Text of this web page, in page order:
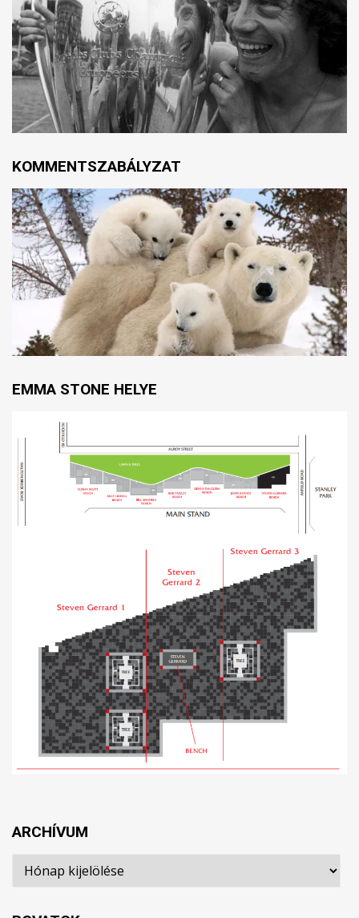
KOMMENTSZABÁLYZAT
EMMA STONE HELYE
ARCHÍVUM
Archívum